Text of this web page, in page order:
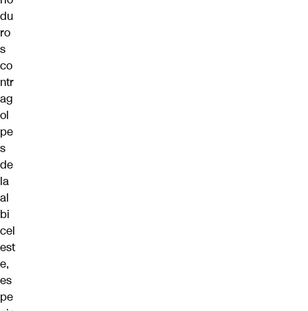
du
ro
s
co
ntr
ag
ol
pe
s
de
la
al
bi
cel
est
e,
es
pe